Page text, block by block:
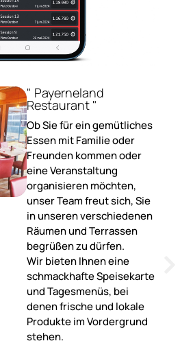
" Payerneland
Restaurant "
Ob Sie für ein gemütliches
Essen mit Familie oder
Freunden kommen oder
eine Veranstaltung
organisieren möchten,
unser Team freut sich, Sie
in unseren verschiedenen
Räumen und Terrassen
begrüßen zu dürfen.
Wir bieten Ihnen eine
schmackhafte Speisekarte
und Tagesmenüs, bei
denen frische und lokale
Produkte im Vordergrund
stehen.